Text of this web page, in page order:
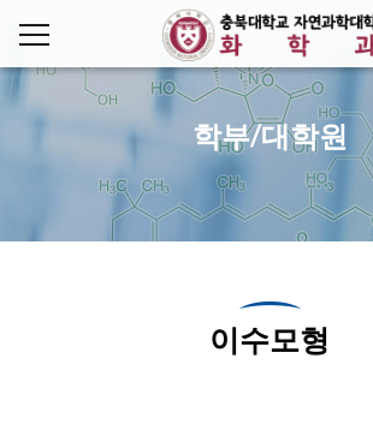
학부/대학원
이수모형